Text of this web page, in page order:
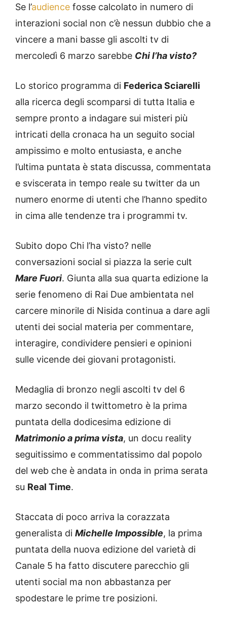
Se l’audience fosse calcolato in numero di
interazioni social non c’è nessun dubbio che a
vincere a mani basse gli ascolti tv di
mercoledì 6 marzo sarebbe Chi l’ha visto?
Lo storico programma di Federica Sciarelli
alla ricerca degli scomparsi di tutta Italia e
sempre pronto a indagare sui misteri più
intricati della cronaca ha un seguito social
ampissimo e molto entusiasta, e anche
l’ultima puntata è stata discussa, commentata
e sviscerata in tempo reale su twitter da un
numero enorme di utenti che l’hanno spedito
in cima alle tendenze tra i programmi tv.
Subito dopo Chi l’ha visto? nelle
conversazioni social si piazza la serie cult
Mare Fuori. Giunta alla sua quarta edizione la
serie fenomeno di Rai Due ambientata nel
carcere minorile di Nisida continua a dare agli
utenti dei social materia per commentare,
interagire, condividere pensieri e opinioni
sulle vicende dei giovani protagonisti.
Medaglia di bronzo negli ascolti tv del 6
marzo secondo il twittometro è la prima
puntata della dodicesima edizione di
Matrimonio a prima vista, un docu reality
seguitissimo e commentatissimo dal popolo
del web che è andata in onda in prima serata
su Real Time.
Staccata di poco arriva la corazzata
generalista di Michelle Impossible, la prima
puntata della nuova edizione del varietà di
Canale 5 ha fatto discutere parecchio gli
utenti social ma non abbastanza per
spodestare le prime tre posizioni.